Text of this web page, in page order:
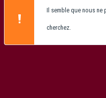
Il semble que nous
cherchez.